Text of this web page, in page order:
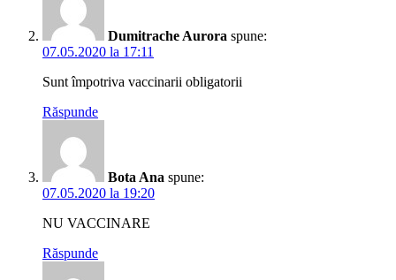
Dumitrache Aurora spune:
07.05.2020 la 17:11
Sunt împotriva vaccinarii obligatorii
Răspunde
Bota Ana spune:
07.05.2020 la 19:20
NU VACCINARE
Răspunde